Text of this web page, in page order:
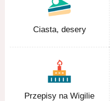
Ciasta, desery
Przepisy na Wigilie